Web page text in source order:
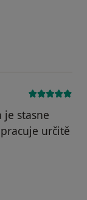
stasne
určitě